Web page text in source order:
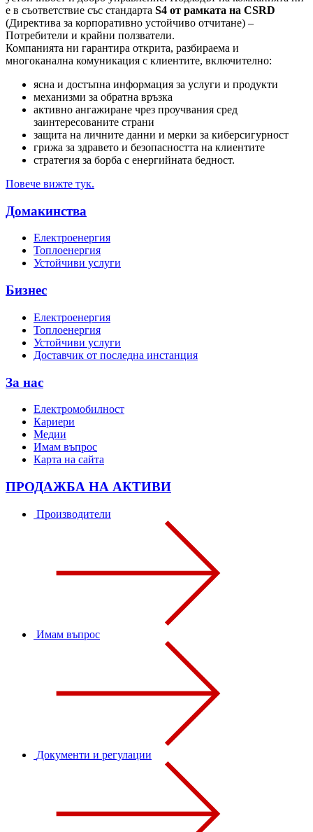
е в съответствие със стандарта S4 от рамката на CSRD
(Директива за корпоративно устойчиво отчитане) –
Потребители и крайни ползватели.
Компанията ни гарантира открита, разбираема и
многоканална комуникация с клиентите, включително:
ясна и достъпна информация за услуги и продукти
механизми за обратна връзка
активно ангажиране чрез проучвания сред
заинтересованите страни
защита на личните данни и мерки за киберсигурност
грижа за здравето и безопасността на клиентите
стратегия за борба с енергийната бедност.
Повече вижте тук.
Домакинства
Електроенергия
Топлоенергия
Устойчиви услуги
Бизнес
Електроенергия
Топлоенергия
Устойчиви услуги
Доставчик от последна инстанция
За нас
Електромобилност
Кариери
Медии
Имам въпрос
Карта на сайта
ПРОДАЖБА НА АКТИВИ
Производители
Имам въпрос
Документи и регулации